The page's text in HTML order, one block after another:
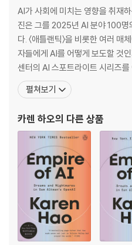
Shortlisted for Foyles Non
A New York Times Bestseller
An eye-opening account of
ut planet, from an award-
to the world of Sam Altman
covering OpenAI in 2019, she
s. Founded as a nonprofit
ssion, it was meant, its leader
check against more purely
But the core truth of this
requires an unprecedented
the ‘compute’ power of
me of data that needs to be
AI가 사회에 미치는 영향을 취재
진은 그를 2025년 AI 분야 100명
다. 〈애틀랜틱〉을 비롯한 여러
자들에게 AI를 어떻게 보도할 것
센터의 AI 스포트라이트 시리즈를
서 미국과 중국의 기술 기업을 담
놀로지 리뷰〉에서 AI 담당 수석
미국 휴머니스트 미디어 어워드와
펼쳐보기
카렌 하오의 다른 상품